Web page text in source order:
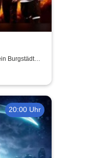
Burgstädt
20:00 Uhr